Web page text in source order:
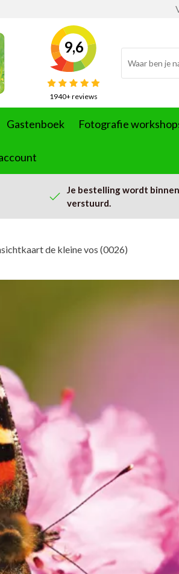
9,6
1940+ reviews
Gastenboek Fotografie
Je bestelling wordt
verstuurd.
de kleine vos (0026)